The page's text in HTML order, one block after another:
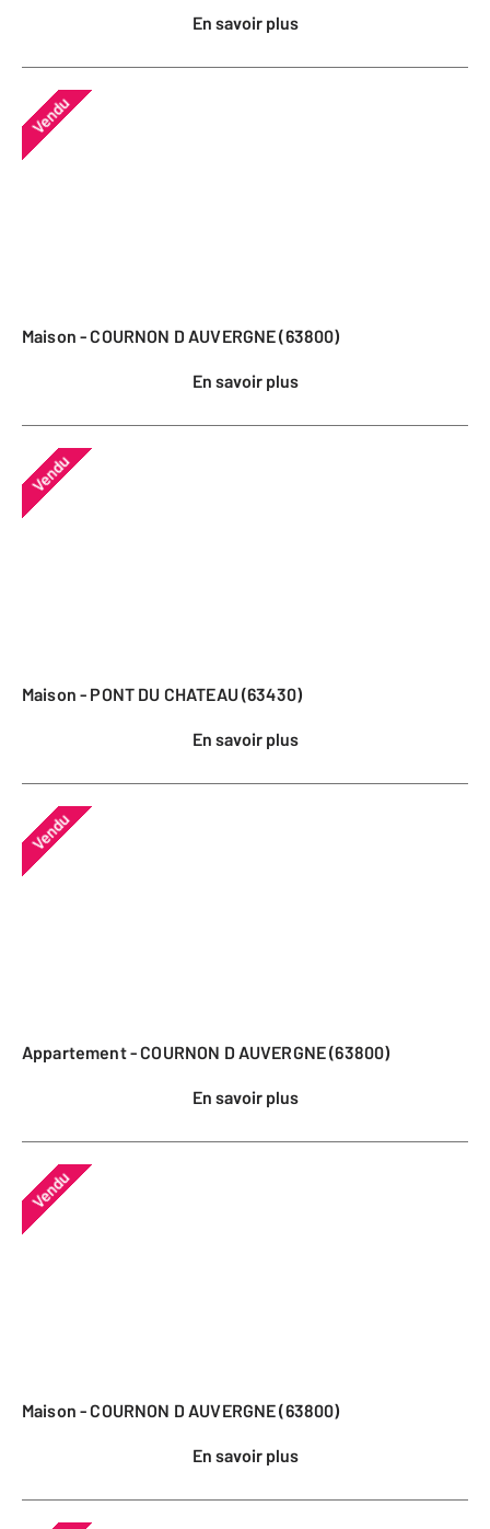
En savoir plus
Vendu
Maison - COURNON D AUVERGNE (63800)
En savoir plus
Vendu
Maison - PONT DU CHATEAU (63430)
En savoir plus
Vendu
Appartement - COURNON D AUVERGNE (63800)
En savoir plus
Vendu
Maison - COURNON D AUVERGNE (63800)
En savoir plus